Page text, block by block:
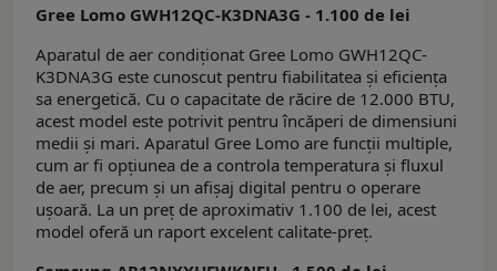
Gree Lomo GWH12QC-K3DNA3G - 1.100 de lei
Aparatul de aer condiționat Gree Lomo GWH12QC-
K3DNA3G este cunoscut pentru fiabilitatea și eficiența
sa energetică. Cu o capacitate de răcire de 12.000 BTU,
acest model este potrivit pentru încăperi de dimensiuni
medii și mari. Aparatul Gree Lomo are funcții multiple,
cum ar fi opțiunea de a controla temperatura și fluxul
de aer, precum și un afișaj digital pentru o operare
ușoară. La un preț de aproximativ 1.100 de lei, acest
model oferă un raport excelent calitate-preț.